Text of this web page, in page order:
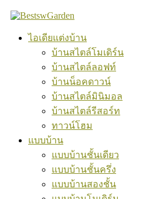
Skip
to
ไอเดียแต่งบ้าน
บ้านสไตล์โมเดิร์น
บ้านสไตล์ลอฟท์
บ้านน็อคดาวน์
บ้านสไตล์มินิมอล
บ้านสไตล์รีสอร์ท
ทาวน์โฮม
แบบบ้าน
แบบบ้านชั้นเดียว
แบบบ้านชั้นครึ่ง
แบบบ้านสองชั้น